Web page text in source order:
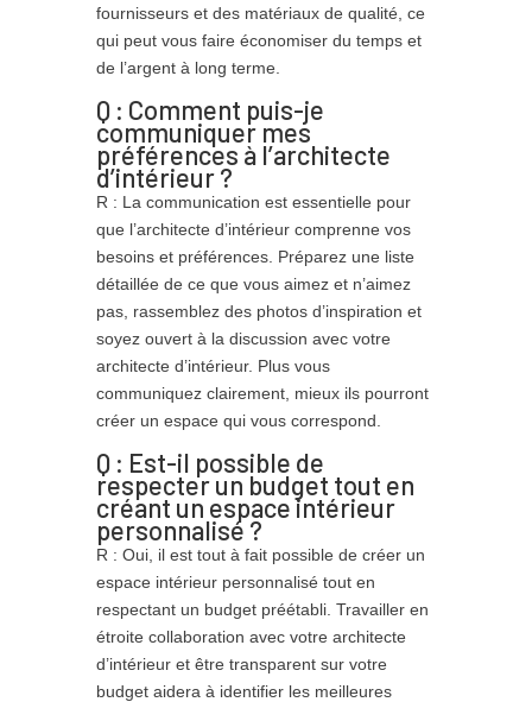
fournisseurs et des matériaux de qualité, ce
qui peut vous faire économiser du temps et
de l’argent à long terme.
Q : Comment puis-je
communiquer mes
préférences à l’architecte
d’intérieur ?
R : La communication est essentielle pour
que l’architecte d’intérieur comprenne vos
besoins et préférences. Préparez une liste
détaillée de ce que vous aimez et n’aimez
pas, rassemblez des photos d’inspiration et
soyez ouvert à la discussion avec votre
architecte d’intérieur. Plus vous
communiquez clairement, mieux ils pourront
créer un espace qui vous correspond.
Q : Est-il possible de
respecter un budget tout en
créant un espace intérieur
personnalisé ?
R : Oui, il est tout à fait possible de créer un
espace intérieur personnalisé tout en
respectant un budget préétabli. Travailler en
étroite collaboration avec votre architecte
d’intérieur et être transparent sur votre
budget aidera à identifier les meilleures